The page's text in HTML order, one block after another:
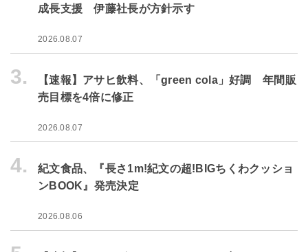
成長支援 伊藤社長が方針示す
2026.08.07
3.
【速報】アサヒ飲料、「green cola」好調 年間販
売目標を4倍に修正
2026.08.07
4.
紀文食品、『長さ1m!紀文の超!BIGちくわクッショ
ンBOOK』発売決定
2026.08.06